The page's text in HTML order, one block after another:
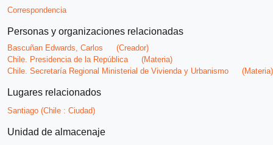
Correspondencia
Personas y organizaciones relacionadas
Bascuñan Edwards, Carlos
(Creador)
Chile. Presidencia de la República
(Materia)
Chile. Secretaría Regional Ministerial de Vivienda y Urbanismo
(Materia)
Lugares relacionados
Santiago (Chile : Ciudad)
Unidad de almacenaje